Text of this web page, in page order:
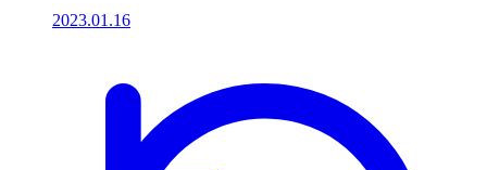
2023.01.16